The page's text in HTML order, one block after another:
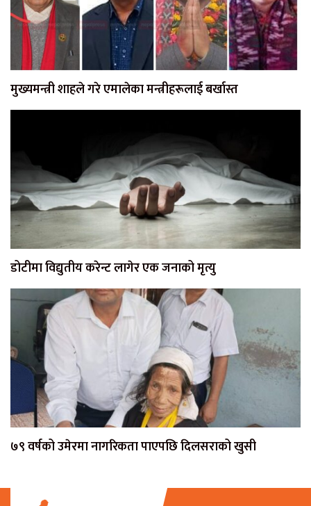
मुख्यमन्त्री शाहले गरे एमालेका मन्त्रीहरूलाई बर्खास्त
डोटीमा विद्युतीय करेन्ट लागेर एक जनाको मृत्यु
७९ वर्षको उमेरमा नागरिकता पाएपछि दिलसराको खुसी